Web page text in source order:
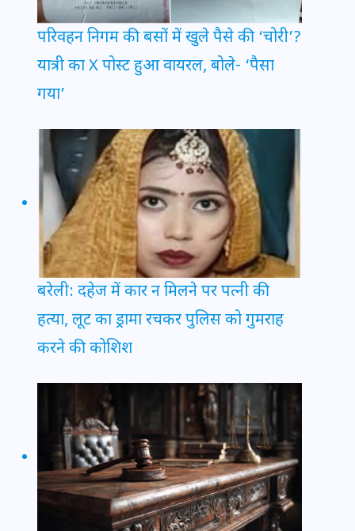
परिवहन निगम की बसों में खुले पैसे की ‘चोरी’?
यात्री का X पोस्ट हुआ वायरल, बोले- ‘पैसा
गया’
बरेली: दहेज में कार न मिलने पर पत्नी की
हत्या, लूट का ड्रामा रचकर पुलिस को गुमराह
करने की कोशिश